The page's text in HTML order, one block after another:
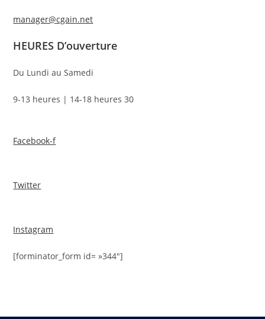
manager@cgain.net
HEURES D’ouverture
Du Lundi au Samedi
9-13 heures | 14-18 heures 30
Facebook-f
Twitter
Instagram
[forminator_form id= »344″]